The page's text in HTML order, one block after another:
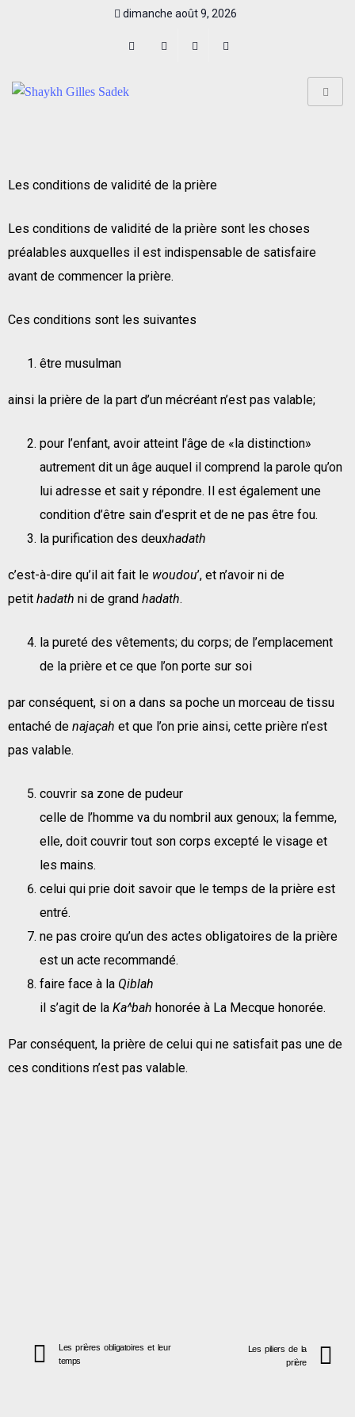
dimanche août 9, 2026
Les conditions de validité de la prière
Les conditions de validité de la prière sont les choses
préalables auxquelles il est indispensable de satisfaire
avant de commencer la prière.
Ces conditions sont les suivantes
être musulman
ainsi la prière de la part d’un mécréant n’est pas valable;
pour l’enfant, avoir atteint l’âge de «la distinction»
autrement dit un âge auquel il comprend la parole qu’on
lui adresse et sait y répondre. Il est également une
condition d’être sain d’esprit et de ne pas être fou.
la purification des deuxhadath
c’est-à-dire qu’il ait fait le woudou’, et n’avoir ni de
petit hadath ni de grand hadath.
la pureté des vêtements; du corps; de l’emplacement
de la prière et ce que l’on porte sur soi
par conséquent, si on a dans sa poche un morceau de tissu
entaché de najaçah et que l’on prie ainsi, cette prière n’est
pas valable.
couvrir sa zone de pudeur
celle de l’homme va du nombril aux genoux; la femme,
elle, doit couvrir tout son corps excepté le visage et
les mains.
celui qui prie doit savoir que le temps de la prière est
entré.
ne pas croire qu’un des actes obligatoires de la prière
est un acte recommandé.
faire face à la Qiblah
il s’agit de la Ka^bah honorée à La Mecque honorée.
Par conséquent, la prière de celui qui ne satisfait pas une de
ces conditions n’est pas valable.
Les prières obligatoires et leur
temps
Les piliers de la
prière